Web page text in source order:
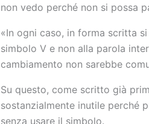
non vedo perché non si possa
«In ogni caso, in forma scritta
simbolo V e non alla parola
cambiamento non sarebbe
Su questo, come scritto già
sostanzialmente inutile perché
senza usare il simbolo.